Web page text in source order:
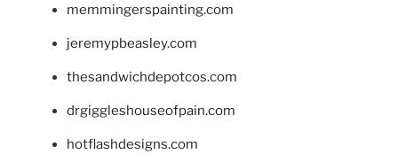
memmingerspainting.com
jeremypbeasley.com
thesandwichdepotcos.com
drgiggleshouseofpain.com
hotflashdesigns.com